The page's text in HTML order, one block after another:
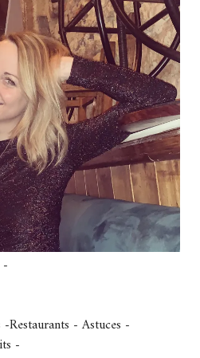
-
Restaurants - Astuces -
-